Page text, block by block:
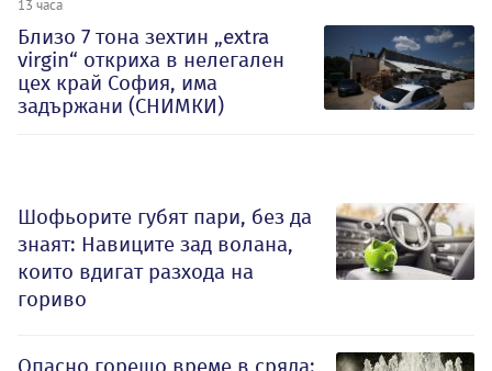
13 часа
Близо 7 тона зехтин „extra
virgin“ откриха в нелегален
цех край София, има
задържани (СНИМКИ)
Шофьорите губят пари, без да
знаят: Навиците зад волана,
които вдигат разхода на
гориво